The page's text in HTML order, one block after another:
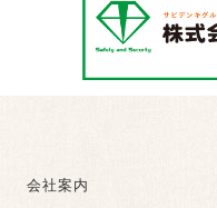
会社案内